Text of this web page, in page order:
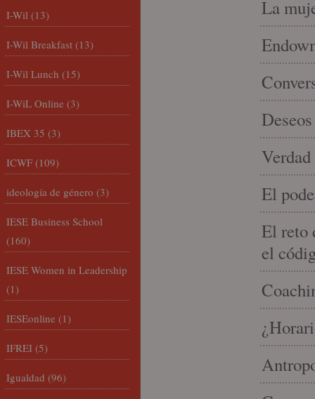
La
El
El reto
el
I-Wil (13)
I-Wil Breakfast (13)
I-Wil Lunch (15)
I-WiL Online (3)
IBEX 35 (3)
ICWF (109)
ideología de género (3)
IESE Business School
(160)
IESE Women in Leadership
(1)
IESEonline (1)
IFREI (5)
Igualdad (96)